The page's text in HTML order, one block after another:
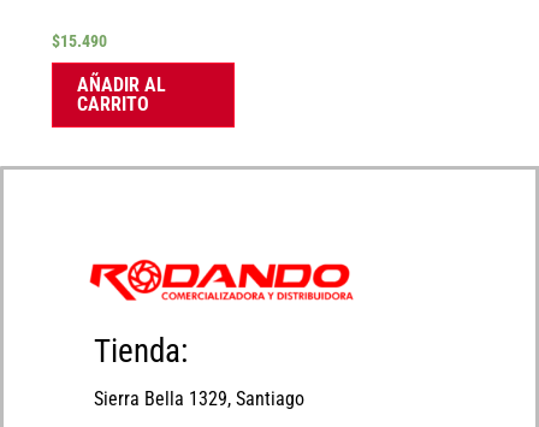
$15.490
AÑADIR AL
CARRITO
Tienda:
Sierra Bella 1329, Santiago